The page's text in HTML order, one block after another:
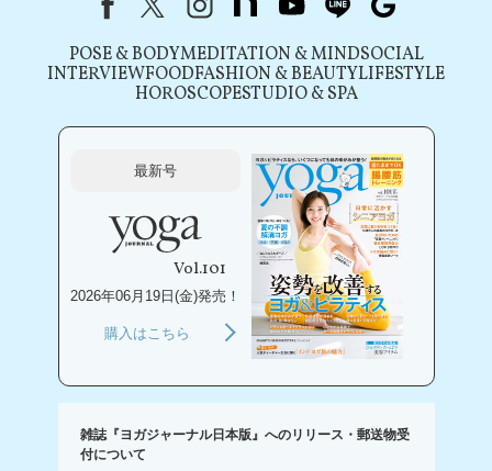
POSE & BODYMEDITATION & MINDSOCIAL
INTERVIEWFOODFASHION & BEAUTYLIFESTYLE
HOROSCOPESTUDIO & SPA
最新号
Vol.101
2026年06月19日(金)発売！
購入はこちら
雑誌『ヨガジャーナル日本版』へのリリース・郵送物受
付について